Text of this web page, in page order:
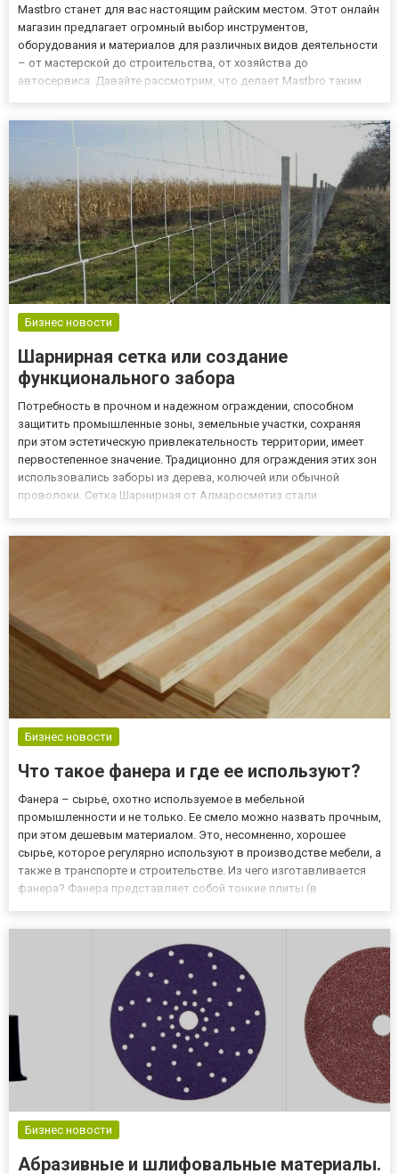
Mastbro станет для вас настоящим райским местом. Этот онлайн
магазин предлагает огромный выбор инструментов,
оборудования и материалов для различных видов деятельности
– от мастерской до строительства, от хозяйства до
автосервиса. Давайте рассмотрим, что делает Mastbro таким
Бизнес новости
Шарнирная сетка или создание
функционального забора
Потребность в прочном и надежном ограждении, способном
защитить промышленные зоны, земельные участки, сохраняя
при этом эстетическую привлекательность территории, имеет
первостепенное значение. Традиционно для ограждения этих зон
использовались заборы из дерева, колючей или обычной
проволоки. Сетка Шарнирная от Алмаросметиз стали
Бизнес новости
Что такое фанера и где ее используют?
Фанера – сырье, охотно используемое в мебельной
промышленности и не только. Ее смело можно назвать прочным,
при этом дешевым материалом. Это, несомненно, хорошее
сырье, которое регулярно используют в производстве мебели, а
также в транспорте и строительстве. Из чего изготавливается
фанера? Фанера представляет собой тонкие плиты (в
Бизнес новости
Абразивные и шлифовальные материалы.